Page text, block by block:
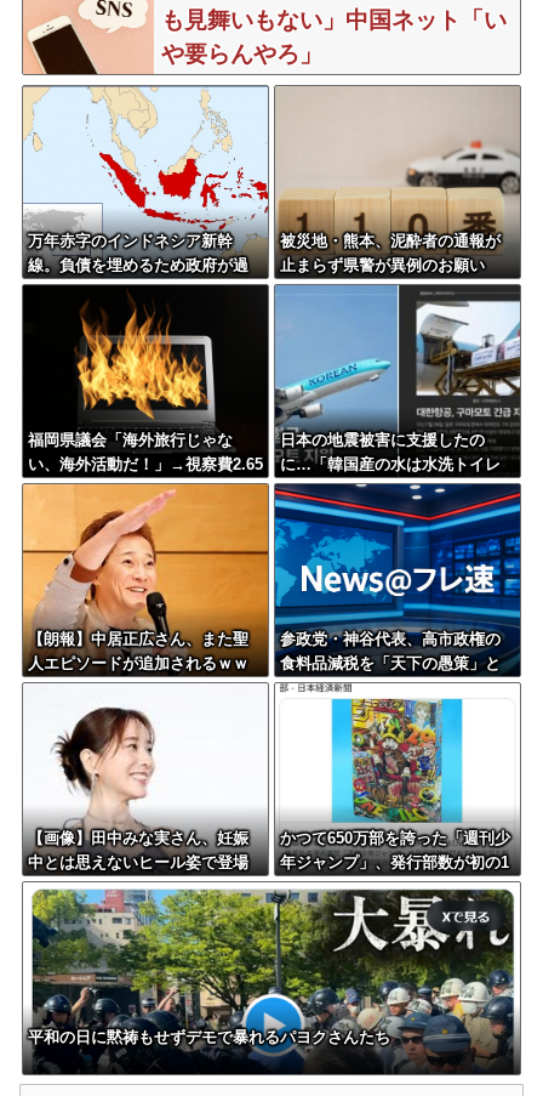
も見舞いもない」中国ネット「い
や要らんやろ」
万年赤字のインドネシア新幹
線。負債を埋めるため政府が過
半数の株式を引き受ける
被災地・熊本、泥酔者の通報が
止まらず県警が異例のお願い
福岡県議会「海外旅行じゃな
い、海外活動だ！」→視察費2.65
億円公開で再炎上ｗｗｗ
日本の地震被害に支援したの
に…「韓国産の水は水洗トイレ
に」
【朗報】中居正広さん、また聖
人エピソードが追加されるｗｗ
ｗｗｗ
参政党・神谷代表、高市政権の
食料品減税を「天下の愚策」と
一刀両断
【画像】田中みな実さん、妊娠
中とは思えないヒール姿で登場
してしまう
かつて650万部を誇った「週刊少
年ジャンプ」、発行部数が初の1
00万部割れ
平和の日に黙祷もせずデモで暴れるパヨクさんたち